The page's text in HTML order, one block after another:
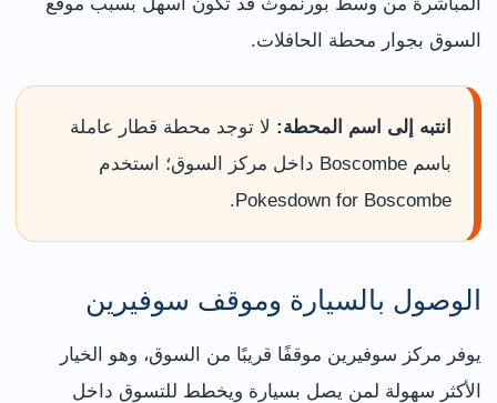
السوق بجوار محطة الحافلات.
انتبه إلى اسم المحطة: لا توجد محطة قطار عاملة
باسم Boscombe داخل مركز السوق؛ استخدم
Pokesdown for Boscombe.
الوصول بالسيارة وموقف سوفيرين
يوفر مركز سوفيرين موقفًا قريبًا من السوق، وهو الخيار
الأكثر سهولة لمن يصل بسيارة ويخطط للتسوق داخل